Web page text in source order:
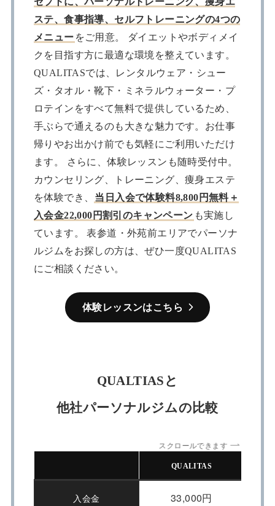
ステ、食事指導、セルフトレーニングの4つの
メニュー をご用意。 ダイエットやボディメイ
クを目指す方に最適な環境を整えています。
QUALITASでは、レンタルウェア・シュー
ズ・タオル・靴下・ミネラルウォーター・プ
ロテインをすべて無料で提供しているため、
手ぶらで通えるのも大きな魅力です。お仕事
帰りやお出かけ前でも気軽にご利用いただけ
ます。 さらに、体験レッスンも随時受付中。
カウンセリング、トレーニング、痩身エステ
を体験でき、 当日入会で体験料8,800円無料＋
入会金22,000円割引のキャンペーン も実施し
ています。 表参道・外苑前エリアでパーソナ
ルジムをお探しの方は、ぜひ一度QUALITAS
にご相談ください。
体験レッスンはこちら
QUALTIASと
他社パーソナルジムの比較
スクロールできます
QUALITAS
入会金 33,000円